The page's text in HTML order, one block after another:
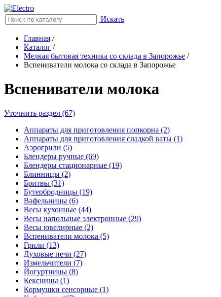
Искать
Главная /
Каталог /
Мелкая бытовая техника со склада в Запорожье /
Вспениватели молока со склада в Запорожье
Вспениватели молока
Уточнить раздел (67)
Аппараты для приготовления попкорна (2)
Аппараты для приготовления сладкой ваты (1)
Аэрогрили (5)
Блендеры ручные (69)
Блендеры стационарные (19)
Блинницы (2)
Бритвы (31)
Бутербродницы (19)
Вафельницы (6)
Весы кухонные (44)
Весы напольные электронные (29)
Весы ювелирные (2)
Вспениватели молока (5)
Грили (13)
Духовые печи (27)
Измельчители (7)
Йогуртницы (8)
Кексницы (1)
Кормушки сенсорные (1)